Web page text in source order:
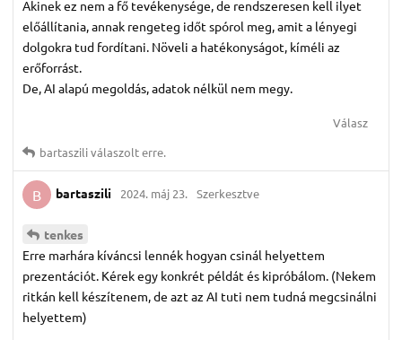
Akinek ez nem a fő tevékenysége, de rendszeresen kell ilyet
előállítania, annak rengeteg időt spórol meg, amit a lényegi
dolgokra tud fordítani. Növeli a hatékonyságot, kíméli az
erőforrást.
De, AI alapú megoldás, adatok nélkül nem megy.
Válasz
bartasziliválaszolt erre.
B bartaszili 2024. máj 23. Szerkesztve
tenkes
Erre marhára kíváncsi lennék hogyan csinál helyettem
prezentációt. Kérek egy konkrét példát és kipróbálom. (Nekem
ritkán kell készítenem, de azt az AI tuti nem tudná megcsinálni
helyettem)